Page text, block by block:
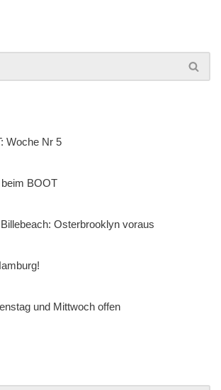
Woche Nr 5
BOOT
Osterbrooklyn voraus
und Mittwoch offen